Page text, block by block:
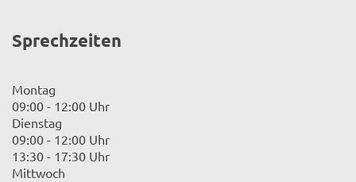
Sprechzeiten
Montag
09:00 - 12:00 Uhr
Dienstag
09:00 - 12:00 Uhr
13:30 - 17:30 Uhr
Mittwoch